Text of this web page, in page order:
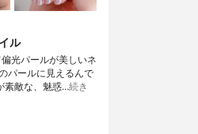
ル
光パールが美しいネ
パールに見えるんで
素敵な、魅惑…続き